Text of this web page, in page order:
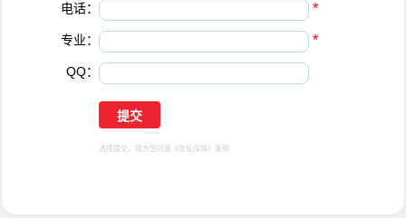
电话： *
专业： *
QQ：
选择提交，视为您同意 《隐私保障》 条例